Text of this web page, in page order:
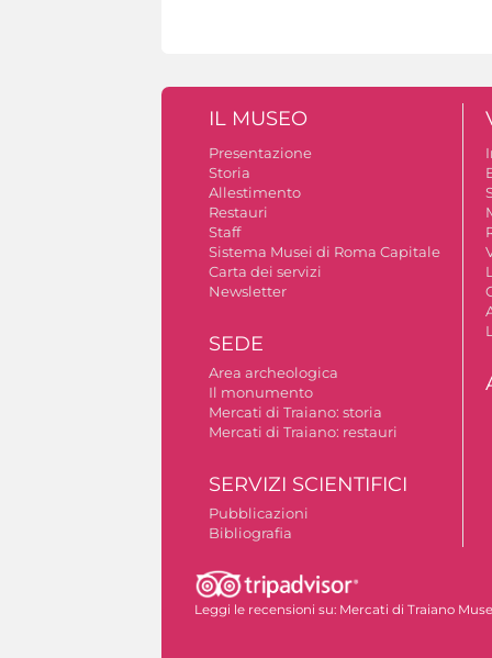
IL MUSEO
Presentazione
Storia
Allestimento
Restauri
Staff
Sistema Musei di Roma Capitale
Carta dei servizi
Newsletter
SEDE
Area archeologica
Il monumento
Mercati di Traiano: storia
Mercati di Traiano: restauri
SERVIZI SCIENTIFICI
Pubblicazioni
Bibliografia
Leggi le recensioni su: Mercati di Traiano